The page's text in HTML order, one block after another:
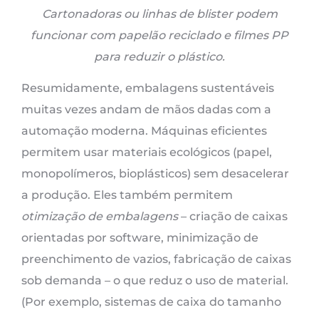
Cartonadoras ou linhas de blister podem
funcionar com papelão reciclado e filmes PP
para reduzir o plástico.
Resumidamente, embalagens sustentáveis ​​
muitas vezes andam de mãos dadas com a
automação moderna. Máquinas eficientes
permitem usar materiais ecológicos (papel,
monopolímeros, bioplásticos) sem desacelerar
a produção. Eles também permitem
otimização de embalagens– criação de caixas
orientadas por software, minimização de
preenchimento de vazios, fabricação de caixas
sob demanda – o que reduz o uso de material.
(Por exemplo, sistemas de caixa do tamanho